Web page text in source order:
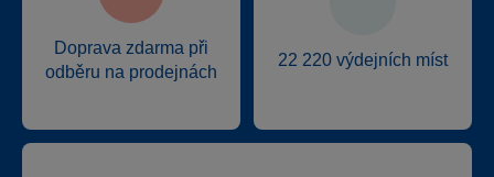
Doprava zdarma při
odběru na prodejnách
22 220 výdejních míst